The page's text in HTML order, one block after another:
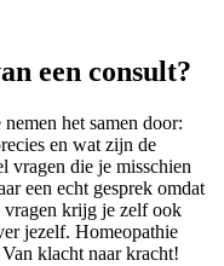
een consult?
het samen door:
en wat zijn de
vragen die je misschien
een echt gesprek omdat
krijg je zelf ook
jezelf. Homeopathie
klacht naar kracht!